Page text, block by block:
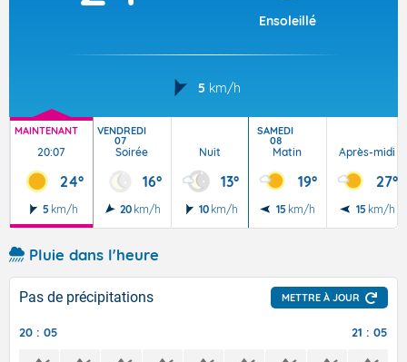
Ensoleillé
5 km/h
MAINTENANT
20:07
24°
5 km/h
VENDREDI
07
Soirée
16°
20 km/h
Nuit
13°
10 km/h
SAMEDI
08
Matin
19°
15 km/h
Après-midi
27°
15 km/h
Pluie dans l'heure
Pas de précipitations METTRE À JOUR
20 : 05 21 : 05